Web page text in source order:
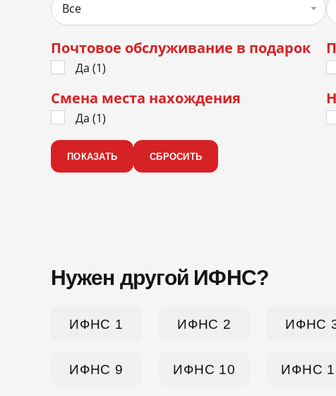
Все
Почтовое обслуживание в подарок
Да (1)
Смена места нахождения
Да (1)
Нужен другой ИФНС?
ИФНС 1 ИФНС 2 ИФНС
ИФНС 9 ИФНС 10 ИФНС